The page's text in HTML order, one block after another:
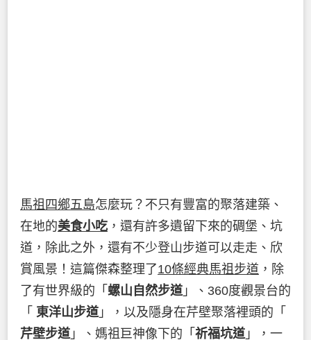
馬祖四鄉五島怎麼玩？不只有豐富的聚落建築、
在地的美食小吃 ，還有許多遺留下來的碉堡、坑
道，除此之外，還有不少登山步道可以走走、欣
賞風景！這篇傑森整理了10條經典馬祖步道 ，除
了有世界級的「 螺山自然步道 」、360度觀景台的
「 東洋山步道 」，以及隱身在芹壁聚落裡頭的「
芹壁步道 」、媽祖巨神像下的「 祈福坑道 」，一